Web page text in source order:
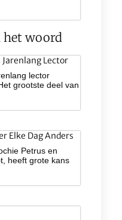
het woord
Jarenlang Lector
lector
grootste deel van
Elke Dag Anders
Petrus en
heeft grote kans